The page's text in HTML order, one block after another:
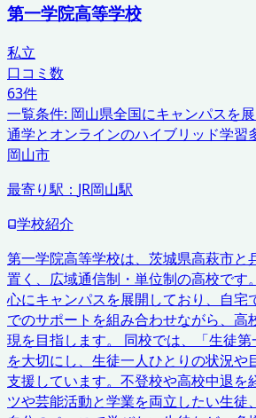
第一学院高等学校
私立
口コミ数
63件
一覧条件: 岡山県全国にキャンパスを
通学とオンラインのハイブリッド学習
岡山市
最寄り駅： JR岡山駅
学校紹介
第一学院高等学校は、茨城県高萩市と
置く、広域通信制・単位制の高校です
心にキャンパスを展開しており、自宅
でのサポートを組み合わせながら、高
現を目指します。 同校では、「生徒第
を大切にし、生徒一人ひとりの状況や
支援しています。不登校や高校中退を
ツや芸能活動と学業を両立したい生徒